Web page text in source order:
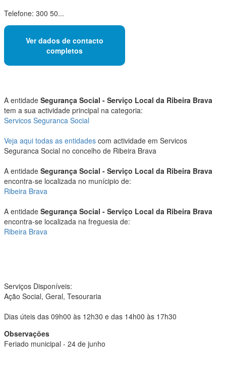
Telefone: 300 50...
Ver dados de contacto
completos
A entidade Segurança Social - Serviço Local da Ribeira Brava
tem a sua actividade principal na categoria:
Servicos Seguranca Social
Veja aqui todas as entidades com actividade em Servicos
Seguranca Social no concelho de Ribeira Brava
A entidade Segurança Social - Serviço Local da Ribeira Brava
encontra-se localizada no munícipio de:
Ribeira Brava
A entidade Segurança Social - Serviço Local da Ribeira Brava
encontra-se localizada na freguesia de:
Ribeira Brava
Serviços Disponíveis:
Ação Social, Geral, Tesouraria
Dias úteis das 09h00 às 12h30 e das 14h00 às 17h30
Observações
Feriado municipal - 24 de junho